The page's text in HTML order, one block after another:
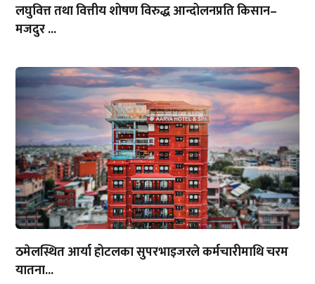
लघुवित्त तथा वित्तीय शोषण विरुद्ध आन्दोलनप्रति किसान–
मजदुर ...
ठमेलस्थित आर्या होटलका सुपरभाइजरले कर्मचारीमाथि चरम
यातना...